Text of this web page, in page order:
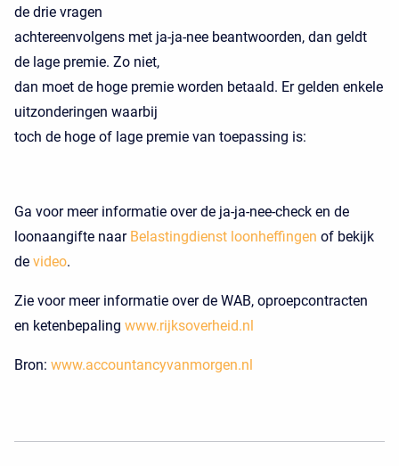
de drie vragen
achtereenvolgens met ja-ja-nee beantwoorden, dan geldt
de lage premie. Zo niet,
dan moet de hoge premie worden betaald. Er gelden enkele
uitzonderingen waarbij
toch de hoge of lage premie van toepassing is:
Ga voor meer informatie over de ja-ja-nee-check en de
loonaangifte naar Belastingdienst loonheffingen of bekijk
de video.
Zie voor meer informatie over de WAB, oproepcontracten
en ketenbepaling www.rijksoverheid.nl
Bron: www.accountancyvanmorgen.nl